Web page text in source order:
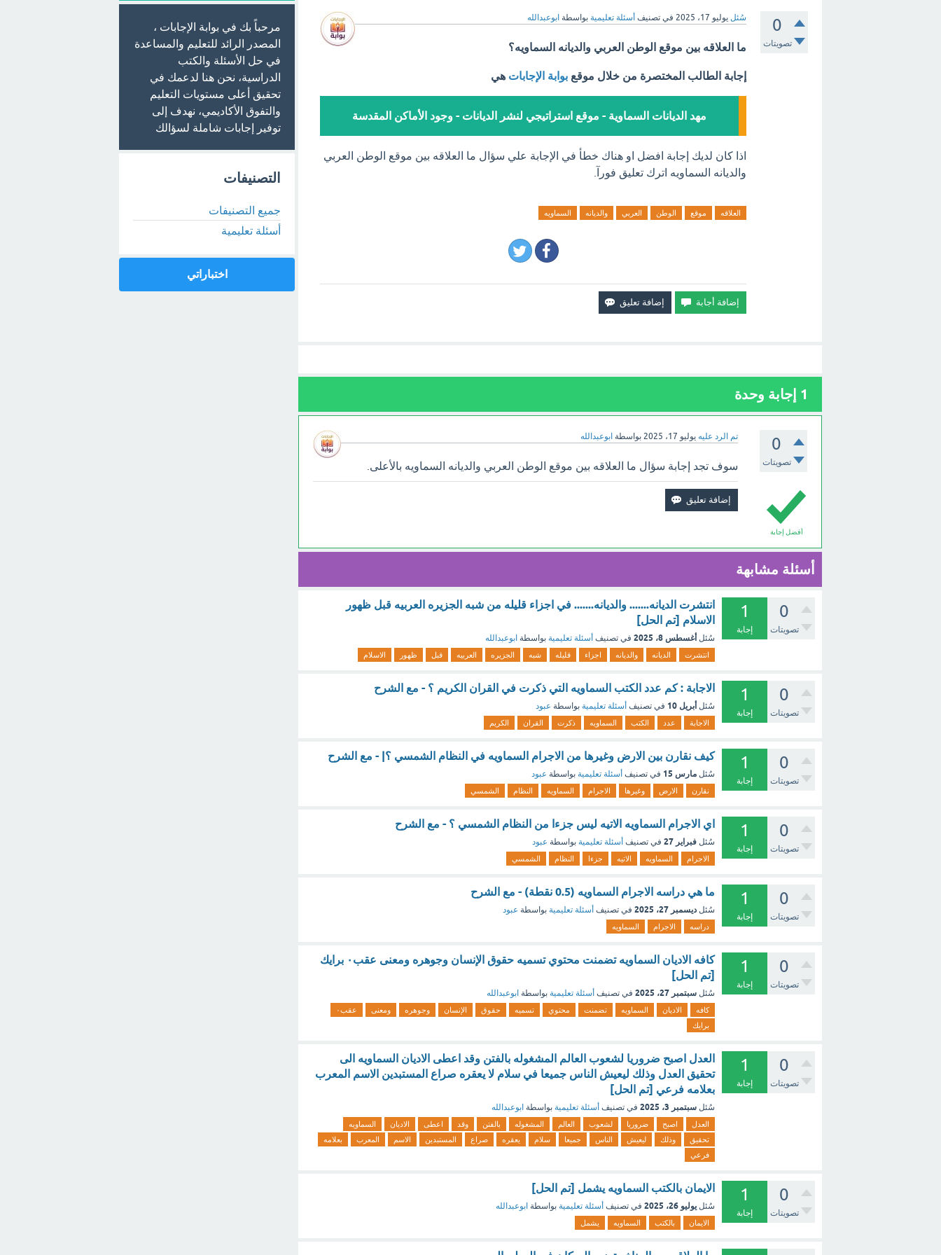
0
تصويتات
سُئل يوليو 17، 2025 في تصنيف أسئلة تعليمية بواسطة ابوعبدالله
ما العلاقه بين موقع الوطن العربي والديانه السماويه؟
إجابة الطالب المختصرة من خلال موقع بوابة الإجابات هي
مهد الديانات السماوية - موقع استراتيجي لنشر الديانات - وجود الأماكن المقدسة
اذا كان لديك إجابة افضل او هناك خطأ في الإجابة علي سؤال ما العلاقه بين موقع الوطن العربي
والديانه السماويه اترك تعليق فورآ.
العلاقه موقع الوطن العربي والديانه السماويه
1 إجابة وحدة
0
تصويتات
تم الرد عليه يوليو 17، 2025 بواسطة ابوعبدالله
أفضل إجابة
سوف تجد إجابة سؤال ما العلاقه بين موقع الوطن العربي والديانه السماويه بالأعلى.
أسئلة مشابهة
0
تصويتات
1
إجابة
انتشرت الديانه....... والديانه....... في اجزاء قليله من شبه الجزيره العربيه قبل ظهور
الاسلام [تم الحل]
سُئل أغسطس 8، 2025 في تصنيف أسئلة تعليمية بواسطة ابوعبدالله
انتشرت الديانه والديانه اجزاء قليله شبه الجزيره العربيه قبل ظهور الاسلام
0
تصويتات
1
إجابة
الاجابة : كم عدد الكتب السماويه التي ذكرت في القران الكريم ؟ - مع الشرح
سُئل أبريل 10 في تصنيف أسئلة تعليمية بواسطة عبود
الاجابة عدد الكتب السماويه ذكرت القران الكريم
0
تصويتات
1
إجابة
كيف نقارن بين الارض وغيرها من الاجرام السماويه في النظام الشمسي ؟| - مع الشرح
سُئل مارس 15 في تصنيف أسئلة تعليمية بواسطة عبود
نقارن الارض وغيرها الاجرام السماويه النظام الشمسي
0
تصويتات
1
إجابة
اي الاجرام السماويه الاتيه ليس جزءا من النظام الشمسي ؟ - مع الشرح
سُئل فبراير 27 في تصنيف أسئلة تعليمية بواسطة عبود
الاجرام السماويه الاتيه جزءا النظام الشمسي
0
تصويتات
1
إجابة
ما هي دراسه الاجرام السماويه (0.5 نقطة) - مع الشرح
سُئل ديسمبر 27، 2025 في تصنيف أسئلة تعليمية بواسطة عبود
دراسه الاجرام السماويه
0
تصويتات
1
إجابة
كافه الاديان السماويه تضمنت محتوي تسميه حقوق الإنسان وجوهره ومعنى عقب٠ برايك
[تم الحل]
سُئل سبتمبر 27، 2025 في تصنيف أسئلة تعليمية بواسطة ابوعبدالله
كافه الاديان السماويه تضمنت محتوي تسميه حقوق الإنسان وجوهره ومعنى
عقب٠
برايك
0
تصويتات
1
إجابة
العدل اصبح ضروريا لشعوب العالم المشغوله بالفتن وقد اعطى الاديان السماويه الى
تحقيق العدل وذلك ليعيش الناس جميعا في سلام لا يعقره صراع المستبدين الاسم المعرب
بعلامه فرعي [تم الحل]
سُئل سبتمبر 3، 2025 في تصنيف أسئلة تعليمية بواسطة ابوعبدالله
العدل اصبح ضروريا لشعوب العالم المشغوله بالفتن وقد اعطى الاديان
السماويه
تحقيق
وذلك ليعيش الناس جميعا سلام يعقره صراع المستبدين الاسم المعرب
بعلامه
فرعي
0
تصويتات
1
إجابة
الايمان بالكتب السماويه يشمل [تم الحل]
سُئل يوليو 26، 2025 في تصنيف أسئلة تعليمية بواسطة ابوعبدالله
الايمان بالكتب السماويه يشمل
مرحباً بك في بوابة الإجابات ،
المصدر الرائد للتعليم والمساعدة
في حل الأسئلة والكتب
الدراسية، نحن هنا لدعمك في
تحقيق أعلى مستويات التعليم
والتفوق الأكاديمي، نهدف إلى
توفير إجابات شاملة لسؤالك
التصنيفات
جميع التصنيفات
أسئلة تعليمية
اختباراتي